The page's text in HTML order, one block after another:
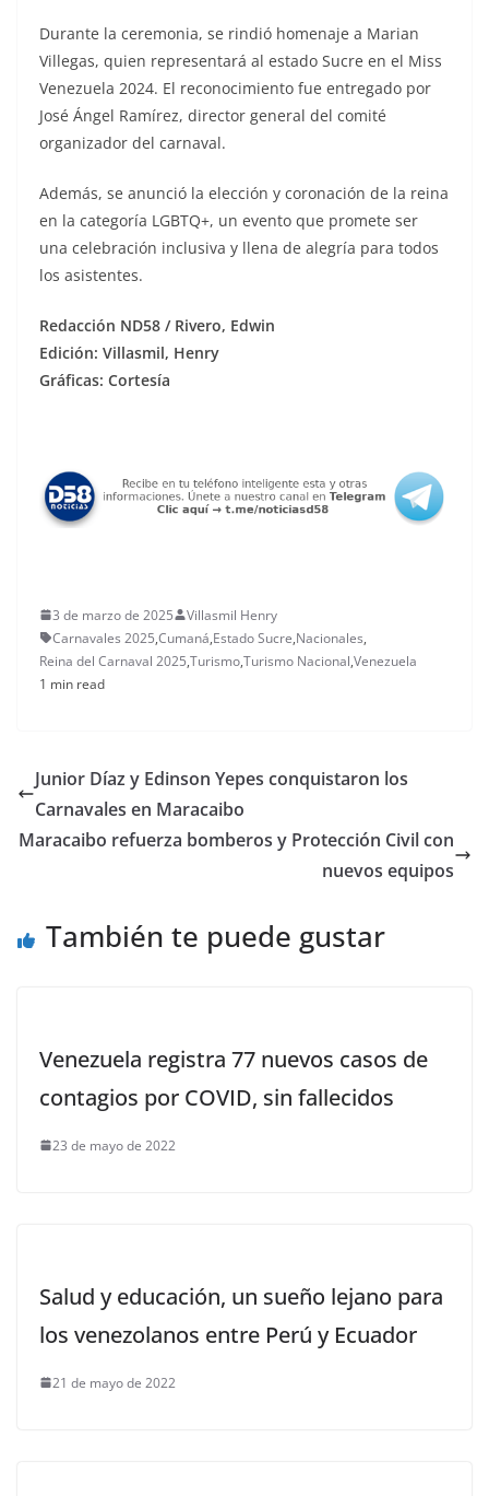
Durante la ceremonia, se rindió homenaje a Marian
Villegas, quien representará al estado Sucre en el Miss
Venezuela 2024. El reconocimiento fue entregado por
José Ángel Ramírez, director general del comité
organizador del carnaval.
Además, se anunció la elección y coronación de la reina
en la categoría LGBTQ+, un evento que promete ser
una celebración inclusiva y llena de alegría para todos
los asistentes.
Redacción ND58 / Rivero, Edwin
Edición: Villasmil, Henry
Gráficas: Cortesía
3 de marzo de 2025
Villasmil Henry
Carnavales 2025,Cumaná,Estado Sucre,Nacionales,
Reina del Carnaval 2025,Turismo,Turismo Nacional,Venezuela
1 min read
Junior Díaz y Edinson Yepes conquistaron los
Carnavales en Maracaibo
Maracaibo refuerza bomberos y Protección Civil con
nuevos equipos
También te puede gustar
Venezuela registra 77 nuevos casos de
contagios por COVID, sin fallecidos
23 de mayo de 2022
Salud y educación, un sueño lejano para
los venezolanos entre Perú y Ecuador
21 de mayo de 2022